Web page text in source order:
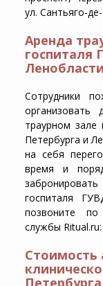
ул. Сантьяго-
Аренда
госпиталя
Ленобласти
Сотрудники
траурном зале
Петербурга и
на себя
время и
госпиталя
позвоните
службы Ritual.ru:
Стоимость